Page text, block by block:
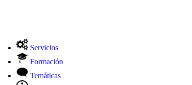
Servicios
Formación
Temáticas